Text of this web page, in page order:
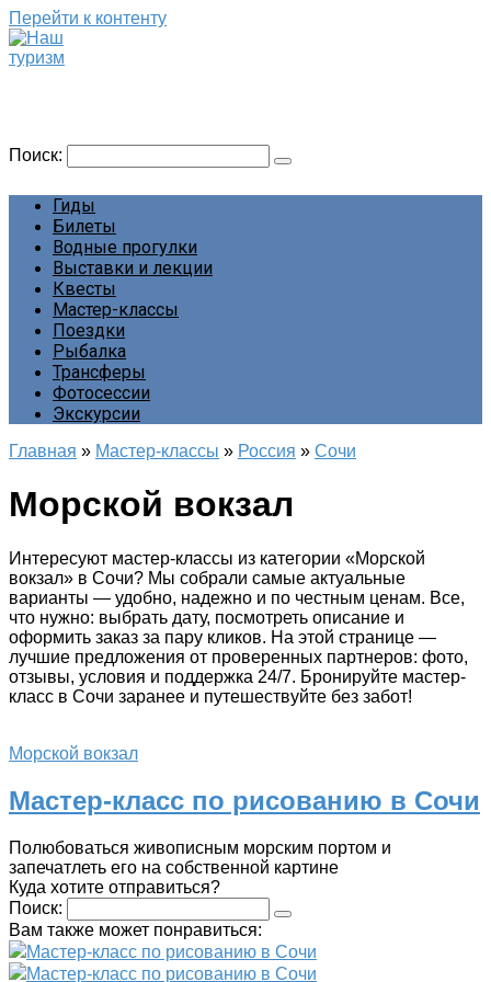
Перейти к контенту
Поиск:
Гиды
Билеты
Водные прогулки
Выставки и лекции
Квесты
Мастер-классы
Поездки
Рыбалка
Трансферы
Фотосессии
Экскурсии
Главная » Мастер-классы » Россия » Сочи
Морской вокзал
Интересуют мастер-классы из категории «Морской
вокзал» в Сочи? Мы собрали самые актуальные
варианты — удобно, надежно и по честным ценам. Все,
что нужно: выбрать дату, посмотреть описание и
оформить заказ за пару кликов. На этой странице —
лучшие предложения от проверенных партнеров: фото,
отзывы, условия и поддержка 24/7. Бронируйте мастер-
класс в Сочи заранее и путешествуйте без забот!
Морской вокзал
Мастер-класс по рисованию в Сочи
Полюбоваться живописным морским портом и
запечатлеть его на собственной картине
Куда хотите отправиться?
Поиск:
Вам также может понравиться:
Мастер-класс по рисованию в Сочи
Мастер-класс по рисованию в Сочи